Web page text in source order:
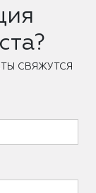
СВЯЖУТСЯ